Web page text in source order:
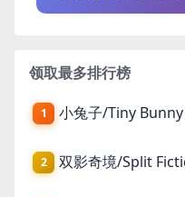
领取最多排行榜
1 小兔子/Tiny Bunny
2